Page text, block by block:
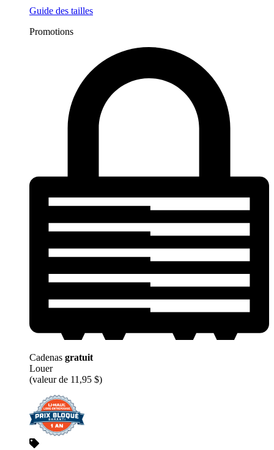
Guide des tailles
Promotions
Cadenas gratuit
Louer
(valeur de 11,95 $)